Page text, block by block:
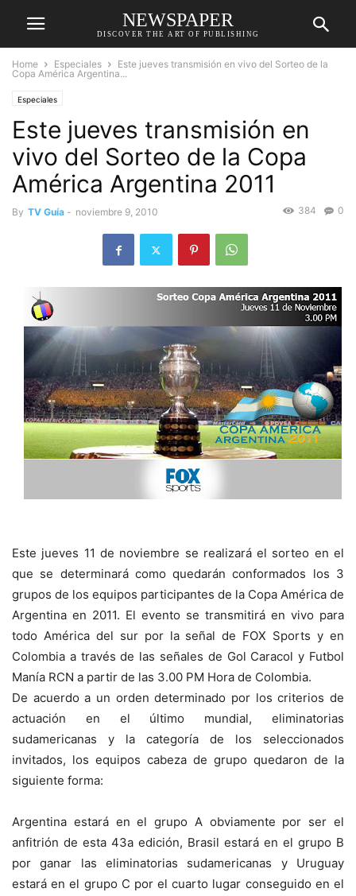
NEWSPAPER
DISCOVER THE ART OF PUBLISHING
Home Especiales
Este jueves transmisión en vivo del Sorteo de la
Copa América Argentina...
Especiales
Este jueves transmisión en
vivo del Sorteo de la Copa
América Argentina 2011
By TV Guía - noviembre 9, 2010 0
384
Este jueves 11 de noviembre se realizará el sorteo en el
que se determinará como quedarán conformados los 3
grupos de los equipos participantes de la Copa América de
Argentina en 2011. El evento se transmitirá en vivo para
todo América del sur por la señal de FOX Sports y en
Colombia a través de las señales de Gol Caracol y Futbol
Manía RCN a partir de las 3.00 PM Hora de Colombia.
De acuerdo a un orden determinado por los criterios de
actuación en el último mundial, eliminatorias
sudamericanas y la categoría de los seleccionados
invitados, los equipos cabeza de grupo quedaron de la
siguiente forma:
Argentina estará en el grupo A obviamente por ser el
anfitrión de esta 43a edición, Brasil estará en el grupo B
por ganar las eliminatorias sudamericanas y Uruguay
estará en el grupo C por el cuarto lugar conseguido en el